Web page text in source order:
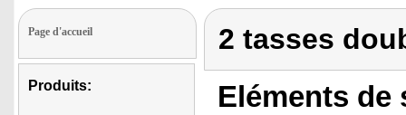
Page d'accueil
Produits:
2 tasses
Eléments